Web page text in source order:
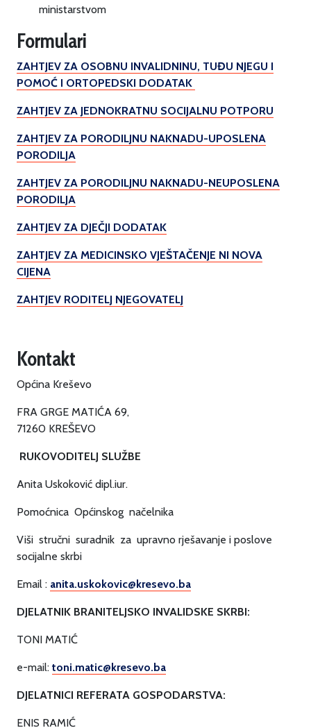
ministarstvom
Formulari
ZAHTJEV ZA OSOBNU INVALIDNINU, TUĐU NJEGU I
POMOĆ I ORTOPEDSKI DODATAK
ZAHTJEV ZA JEDNOKRATNU SOCIJALNU POTPORU
ZAHTJEV ZA PORODILJNU NAKNADU-UPOSLENA
PORODILJA
ZAHTJEV ZA PORODILJNU NAKNADU-NEUPOSLENA
PORODILJA
ZAHTJEV ZA DJEČJI DODATAK
ZAHTJEV ZA MEDICINSKO VJEŠTAČENJE NI NOVA
CIJENA
ZAHTJEV RODITELJ NJEGOVATELJ
Kontakt
Općina Kreševo
FRA GRGE MATIĆA 69,
71260 KREŠEVO
RUKOVODITELJ SLUŽBE
Anita Uskoković dipl.iur.
Pomoćnica Općinskog načelnika
Viši stručni suradnik za upravno rješavanje i poslove
socijalne skrbi
Email : anita.uskokovic@kresevo.ba
DJELATNIK BRANITELJSKO INVALIDSKE SKRBI:
TONI MATIĆ
e-mail: toni.matic@kresevo.ba
DJELATNICI REFERATA GOSPODARSTVA:
ENIS RAMIĆ